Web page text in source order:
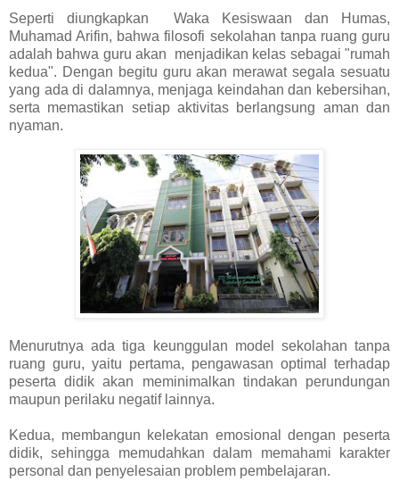
Seperti diungkapkan Waka Kesiswaan dan Humas,
Muhamad Arifin, bahwa filosofi sekolahan tanpa ruang guru
adalah bahwa guru akan menjadikan kelas sebagai "rumah
kedua". Dengan begitu guru akan merawat segala sesuatu
yang ada di dalamnya, menjaga keindahan dan kebersihan,
serta memastikan setiap aktivitas berlangsung aman dan
nyaman.
Menurutnya ada tiga keunggulan model sekolahan tanpa
ruang guru, yaitu pertama, pengawasan optimal terhadap
peserta didik akan meminimalkan tindakan perundungan
maupun perilaku negatif lainnya.
Kedua, membangun kelekatan emosional dengan peserta
didik, sehingga memudahkan dalam memahami karakter
personal dan penyelesaian problem pembelajaran.